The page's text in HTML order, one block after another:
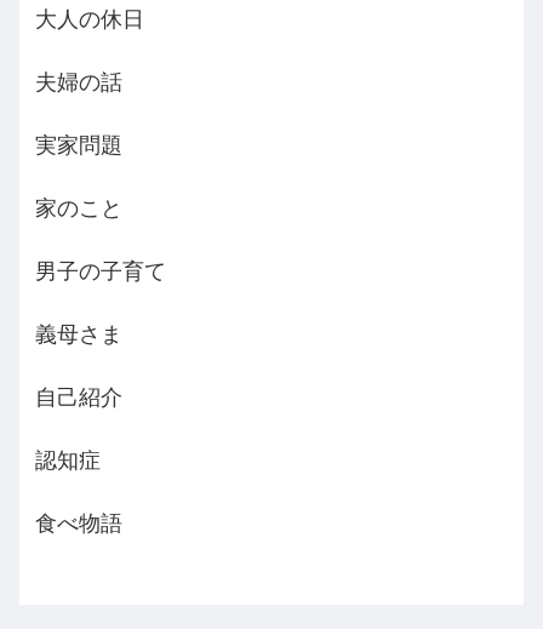
大人の休日
夫婦の話
実家問題
家のこと
男子の子育て
義母さま
自己紹介
認知症
食べ物語